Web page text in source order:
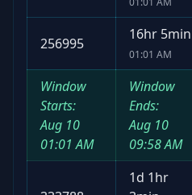
256995
16hr 5min
01:01 AM
Window
Starts:
Aug 10
01:01 AM
Window
Ends:
Aug 10
09:58 AM
1d 1hr